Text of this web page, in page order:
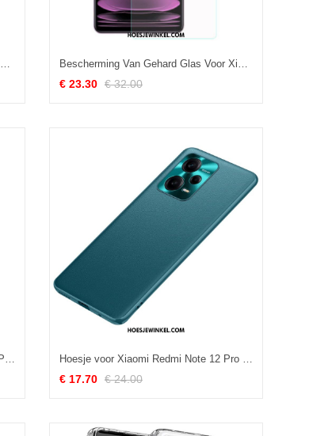
Leren Hoesje voor Xiaomi Redmi Note 12 Pro Vlinders En Lanyard Bescherming Van Gehard Glas Voor Xiaomi Redmi Note 12 Pro
€ 23.30 € 32.00
Flip Case voor Xiaomi Redmi Note 12 Pro Idewei Krokodil Hoesje voor Xiaomi Redmi Note 12 Pro Kunstleer
€ 17.70 € 24.00